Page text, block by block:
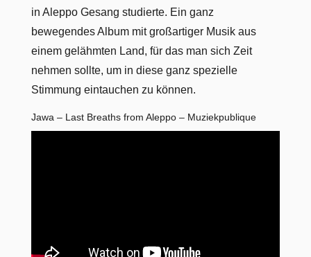
in Aleppo Gesang studierte. Ein ganz
bewegendes Album mit großartiger Musik aus
einem gelähmten Land, für das man sich Zeit
nehmen sollte, um in diese ganz spezielle
Stimmung eintauchen zu können.
Jawa – Last Breaths from Aleppo – Muziekpublique